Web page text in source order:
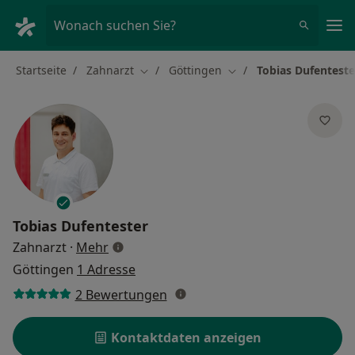
Wonach suchen Sie?
Startseite Zahnarzt Stadt ändern
Göttingen Stadt ändern
Tobias
Tobias Dufentester
Zahnarzt · Mehrüber Spezialisierungen
Göttingen 1 Adresse
2 Bewertungen
Kontaktdaten anzeigen